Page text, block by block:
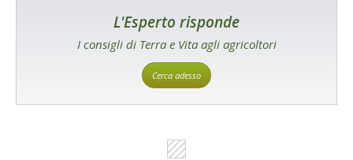
L'Esperto risponde
I consigli di Terra e Vita agli agricoltori
Cerca adesso